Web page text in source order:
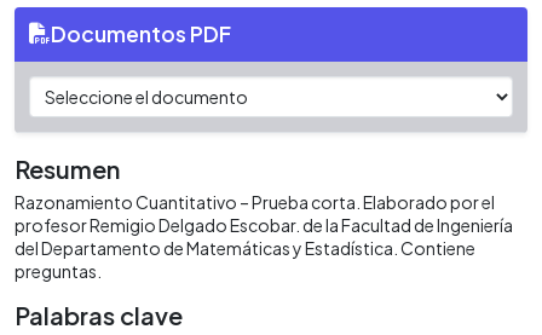
Documentos PDF
Resumen
Razonamiento Cuantitativo – Prueba corta. Elaborado por el
profesor Remigio Delgado Escobar. de la Facultad de Ingeniería
del Departamento de Matemáticas y Estadística. Contiene
preguntas.
Palabras clave